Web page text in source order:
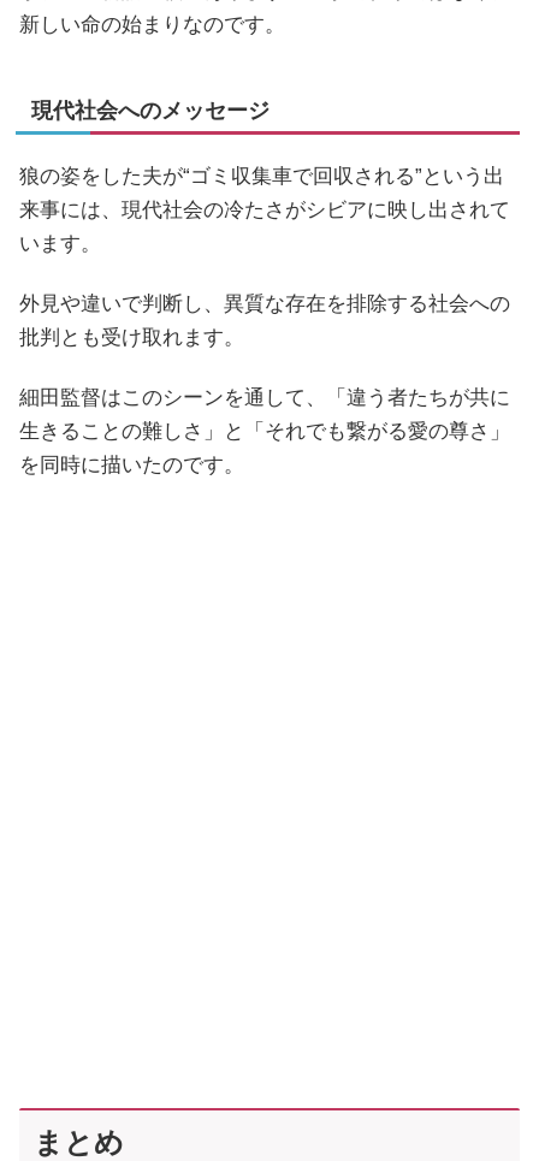
新しい命の始まりなのです。
現代社会へのメッセージ
狼の姿をした夫が“ゴミ収集車で回収される”という出
来事には、現代社会の冷たさがシビアに映し出されて
います。
外見や違いで判断し、異質な存在を排除する社会への
批判とも受け取れます。
細田監督はこのシーンを通して、「違う者たちが共に
生きることの難しさ」と「それでも繋がる愛の尊さ」
を同時に描いたのです。
まとめ